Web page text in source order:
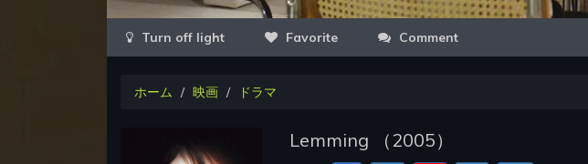
Favorite Comment
ホーム 映画 ドラマ
Lemming （2005）